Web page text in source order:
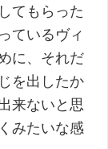
てもらった
ているヴィ
に、それだ
を出したか
来ないと思
みたいな感